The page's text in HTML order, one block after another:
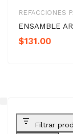
REFACCIONES
ENSAMBLE
$131.00
Filtrar